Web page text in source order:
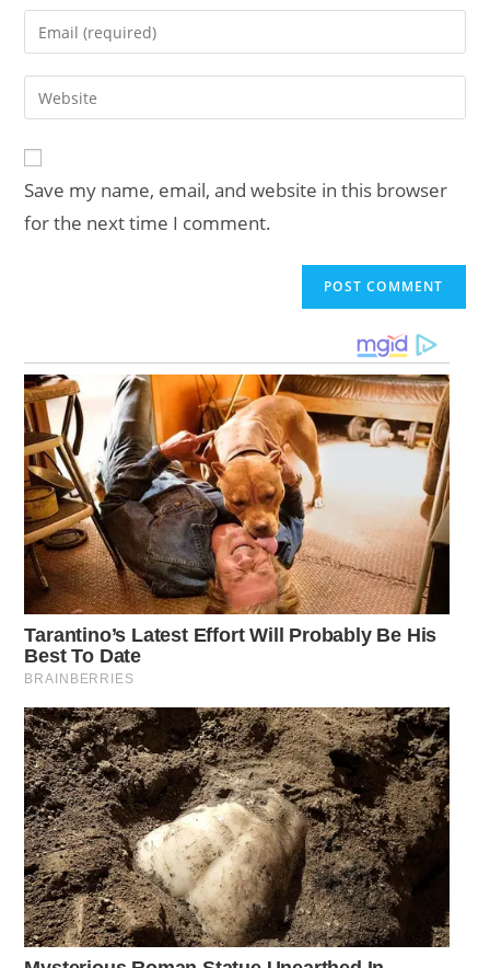
name
comment
Enter
your
email
address
Enter
your
URL
(optional)
Save my name, email, and website in this browser
for the next time I comment.